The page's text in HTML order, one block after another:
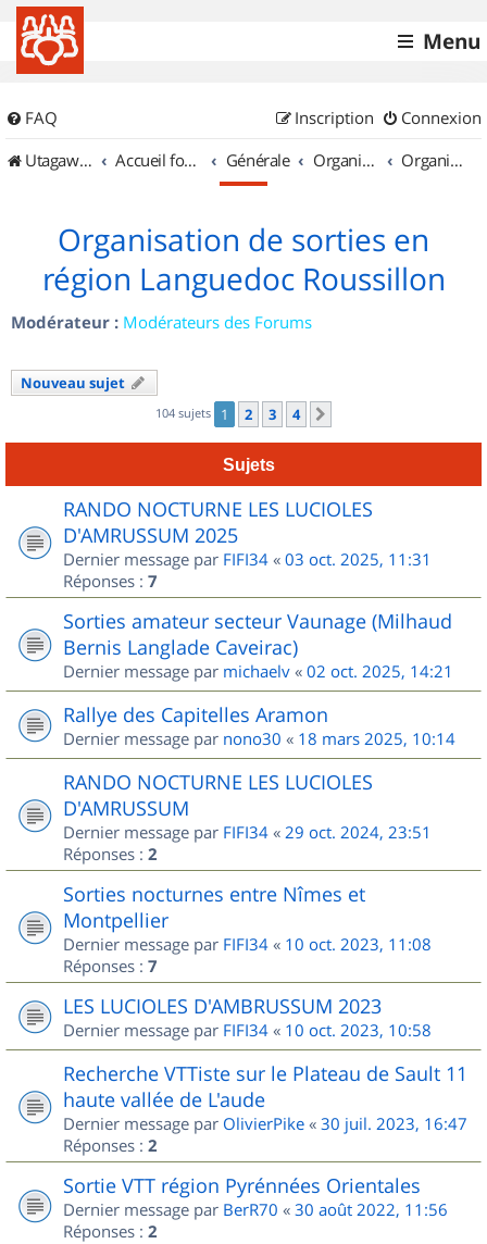
Menu
FAQ Connexion
Inscription
UtagawaVTT (Randos VTT et VTTAE avec traces GPS)
Accueil forum Générale Organisation de sorties & Recherche de partenaires Organisation de sorties en région Languedoc Roussillon
Organisation de sorties en
région Languedoc Roussillon
Modérateur : Modérateurs des Forums
Nouveau sujet
104 sujets 1 2 3 4
Sujets
RANDO NOCTURNE LES LUCIOLES
D'AMRUSSUM 2025
Dernier message par FIFI34 « 03 oct. 2025, 11:31
Réponses : 7
Sorties amateur secteur Vaunage (Milhaud
Bernis Langlade Caveirac)
Dernier message par michaelv « 02 oct. 2025, 14:21
Rallye des Capitelles Aramon
Dernier message par nono30 « 18 mars 2025, 10:14
RANDO NOCTURNE LES LUCIOLES
D'AMRUSSUM
Dernier message par FIFI34 « 29 oct. 2024, 23:51
Réponses : 2
Sorties nocturnes entre Nîmes et
Montpellier
Dernier message par FIFI34 « 10 oct. 2023, 11:08
Réponses : 7
LES LUCIOLES D'AMBRUSSUM 2023
Dernier message par FIFI34 « 10 oct. 2023, 10:58
Recherche VTTiste sur le Plateau de Sault 11
haute vallée de L'aude
Dernier message par OlivierPike « 30 juil. 2023, 16:47
Réponses : 2
Sortie VTT région Pyrénnées Orientales
Dernier message par BerR70 « 30 août 2022, 11:56
Réponses : 2